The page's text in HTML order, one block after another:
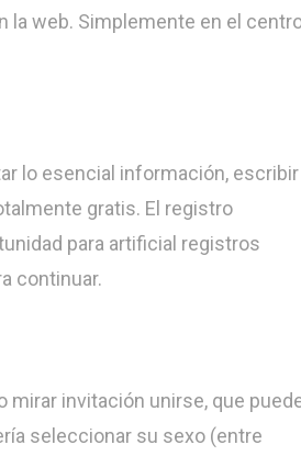
la web. Simplemente en el
lo esencial información, escribir
gratis. El registro
para artificial registros
continuar.
mirar invitación unirse, que
seleccionar su sexo (entre